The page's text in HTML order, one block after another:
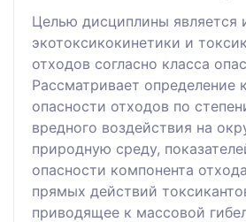
Целью дисциплины является
экотоксикокинетики и
отходов согласно класса
Рассматривает определение
опасности отходов по
вредного воздействия на
природную среду,
опасности компонента
прямых действий
приводящее к массовой